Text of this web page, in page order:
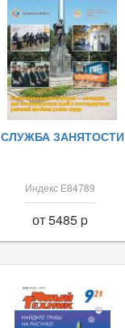
СЛУЖБА ЗАНЯТОСТИ
Индекс Е84789
от 5485 p